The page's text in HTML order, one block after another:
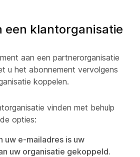
een klantorganisatie
aan een partnerorganisatie
u het abonnement vervolgens
koppelen.
vinden met behulp
opties:
uw e-mailadres is uw
uw organisatie gekoppeld.